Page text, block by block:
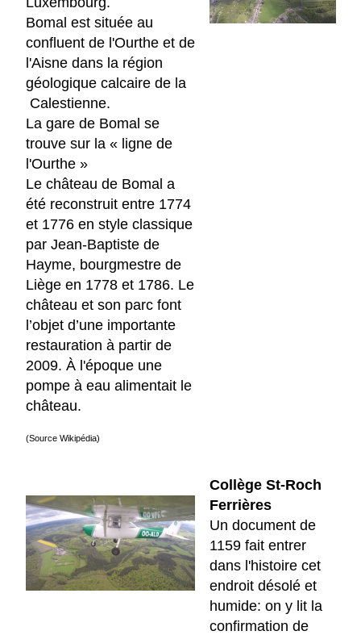
Bomal est située au
confluent de l'Ourthe et de
l'Aisne dans la région
géologique calcaire de la
Calestienne.
La gare de Bomal se
trouve sur la « ligne de
l'Ourthe »
Le château de Bomal a
été reconstruit entre 1774
et 1776 en style classique
par Jean-Baptiste de
Hayme, bourgmestre de
Liège en 1778 et 1786. Le
château et son parc font
l’objet d’une importante
restauration à partir de
2009. À l'époque une
pompe à eau alimentait le
château.
(Source Wikipédia)
Collège St-Roch
Ferrières
Un document de
1159 fait entrer
dans l'histoire cet
endroit désolé et
humide: on y lit la
confirmation de